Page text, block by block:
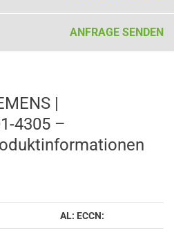
ANFRAGE SENDEN
|
4305 –
AL: ECCN: